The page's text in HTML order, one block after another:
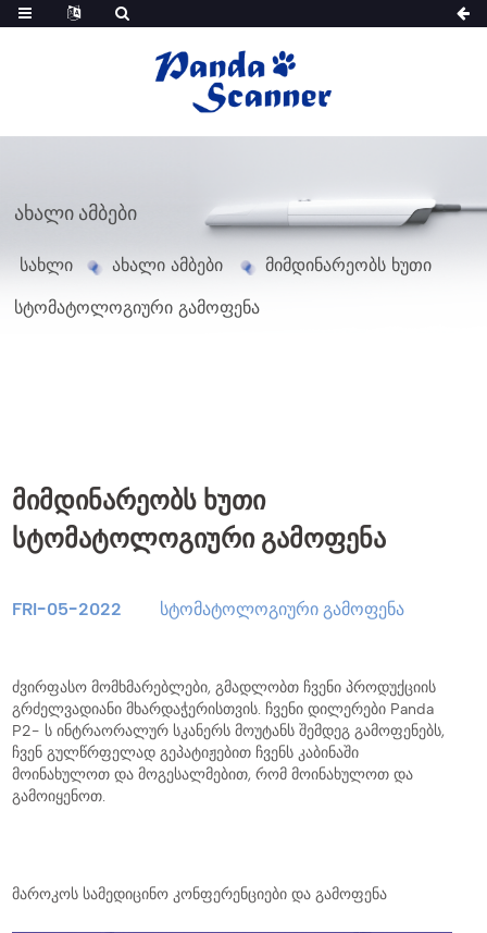
ᲐᲮᲐᲚᲘ ᲐᲛᲑᲔᲑᲘ
სახლი ახალი ამბები მიმდინარეობს ხუთი
სტომატოლოგიური გამოფენა
მიმდინარეობს ხუთი
სტომატოლოგიური გამოფენა
FRI-05-2022 სტომატოლოგიური გამოფენა
ძვირფასო მომხმარებლები, გმადლობთ ჩვენი პროდუქციის
გრძელვადიანი მხარდაჭერისთვის. ჩვენი დილერები Panda
P2- ს ინტრაორალურ სკანერს მოუტანს შემდეგ გამოფენებს,
ჩვენ გულწრფელად გეპატიჟებით ჩვენს კაბინაში
მოინახულოთ და მოგესალმებით, რომ მოინახულოთ და
გამოიყენოთ.
მაროკოს სამედიცინო კონფერენციები და გამოფენა